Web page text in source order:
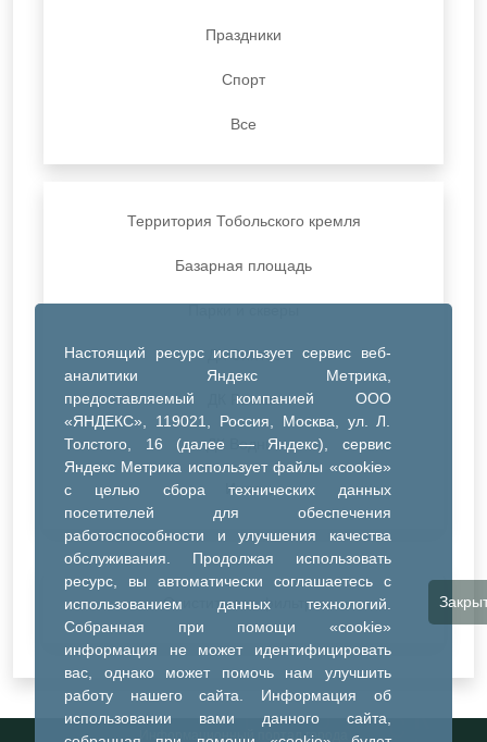
Настоящий ресурс использует сервис веб-
аналитики Яндекс Метрика,
предоставляемый компанией ООО
«ЯНДЕКС», 119021, Россия, Москва, ул. Л.
Толстого, 16 (далее — Яндекс), сервис
Яндекс Метрика использует файлы «cookie»
с целью сбора технических данных
посетителей для обеспечения
работоспособности и улучшения качества
обслуживания. Продолжая использовать
ресурс, вы автоматически соглашаетесь с
использованием данных технологий.
Собранная при помощи «cookie»
информация не может идентифицировать
вас, однако может помочь нам улучшить
работу нашего сайта. Информация об
использовании вами данного сайта,
Праздники
Спорт
Все
Территория Тобольского кремля
Базарная площадь
ДК Синтез
ДК Речник
ДК Водник
Иное
Очистить все фильтры
Информационный портал города